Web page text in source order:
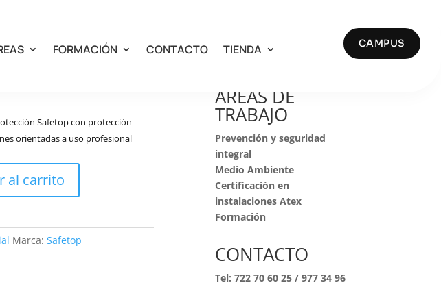
FORMACIÓN CONTACTO TIENDA CAMPUS
Safetop con protección
orientadas a uso profesional
al carrito
Marca:Safetop
AREAS DE
TRABAJO
Prevención y seguridad
integral
Medio Ambiente
Certificación en
instalaciones Atex
Formación
CONTACTO
Tel:722 70 60 25 /977 34 96